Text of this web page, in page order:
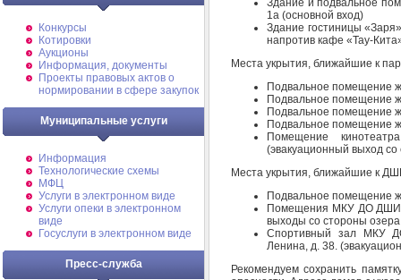
Конкурсы
Котировки
Аукционы
Информация, документы
Проекты правовых актов о
нормировании в сфере закупок
Муниципальные услуги
Информация
Технологические схемы
МФЦ
Услуги в электронном виде
Услуги опеки в электронном
виде
Госуслуги в электронном виде
Пресс-служба
Здание и подвальное
1а (основной вход)
Здание гостиницы
напротив кафе «Тау-
Места укрытия, ближайшие к
Подвальное помещение
Подвальное помещение
Подвальное помещение
Подвальное помещение
Помещение
(эвакуационный выход
Места укрытия, ближайшие к
Подвальное помещение
Помещения МКУ ДО ДШИ
выходы со стороны
Спортивный зал МКУ
Ленина, д. 38.
Рекомендуем сохранить